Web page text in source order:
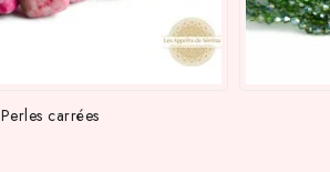
Perles carrées